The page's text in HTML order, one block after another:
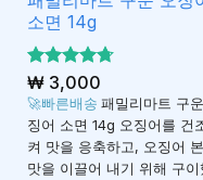
소면 14g
5 중에서
4.68로 평
가됨
₩3,000
🚀빠른배송 패밀리마트 구
징어 소면 14g 오징어를 건
켜 맛을 응축하고, 오징어
맛을 이끌어 내기 위해 구이